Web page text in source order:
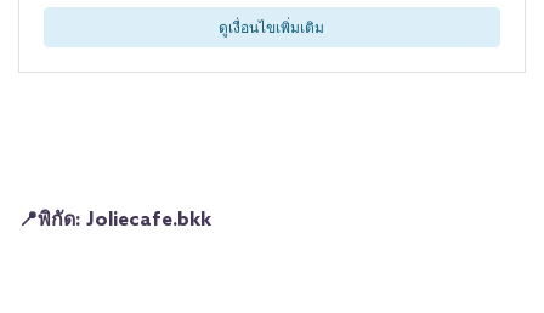
ดูเงื่อนไขเพิ่มเติม
📍พิกัด: Joliecafe.bkk